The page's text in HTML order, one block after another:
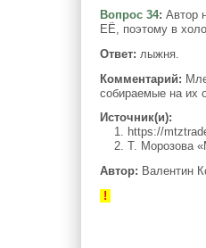
Вопрос 34: Автор
ЕЁ, поэтому в
Ответ: лыжня.
Комментарий:
собираемые на их
Источник(и):
1. https://
2. Т. Морозова
Автор: Валентин
!